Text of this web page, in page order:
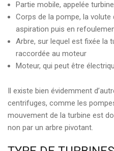
Partie mobile, appelée
Corps de la pompe, la volute
aspiration puis en
Arbre, sur lequel est fixée la
raccordée au moteur
Moteur, qui peut être
Il existe bien évidemment
centrifuges, comme les
mouvement de la turbine est
non par un arbre pivotant.